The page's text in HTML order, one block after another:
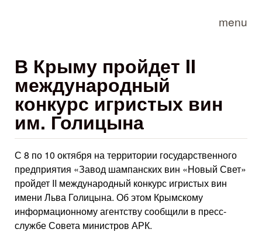
menu
В Крыму пройдет II
международный
конкурс игристых вин
им. Голицына
С 8 по 10 октября на территории государственного
предприятия «Завод шампанских вин «Новый Свет»
пройдет II международный конкурс игристых вин
имени Льва Голицына. Об этом Крымскому
информационному агентству сообщили в пресс-
службе Совета министров АРК.